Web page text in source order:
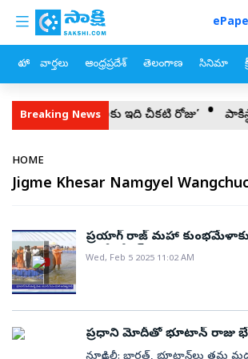
Skip to main content
custom menu
హోం వార్తలు ఆంధ్రప్రదేశ్ తెలంగాణ సినిమా
Breaking News
చిన్నారులకు ఇది చీకటి రోజు’
Breadcrumb
HOME
Jigme Khesar Namgyel
ప్రయాగ్ రాజ్ మహా
జింగ్మే ఖేసర్
Wed, Feb 5 2025 11:02 AM
ప్రధాని మోదీతో భూటాన్‌ రాజు